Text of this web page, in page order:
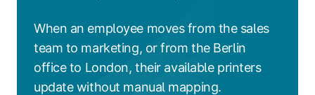
When an employee moves from the sales
team to marketing, or from the Berlin
office to London, their available printers
update without manual mapping.